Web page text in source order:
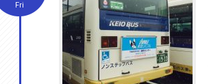
Fri